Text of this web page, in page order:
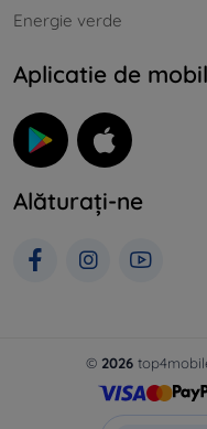
Energie verde
Aplicatie de mobil
Alăturați-ne
© 2026